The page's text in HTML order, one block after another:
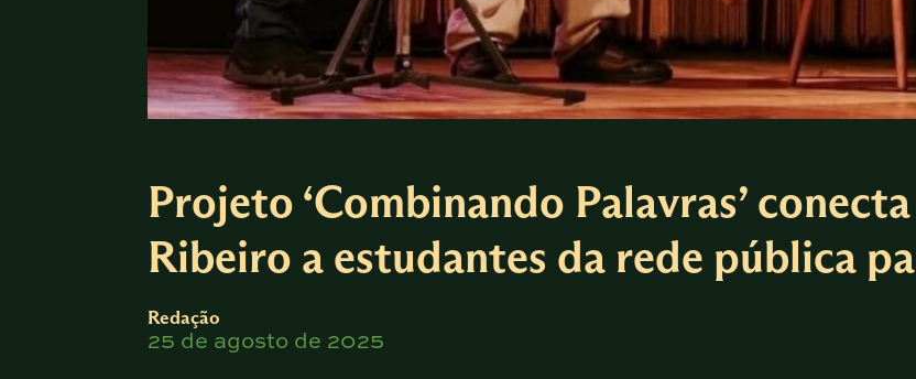
Projeto ‘Combinando Palavras’
Ribeiro a estudantes da rede pública
Redação
25 de agosto de 2025